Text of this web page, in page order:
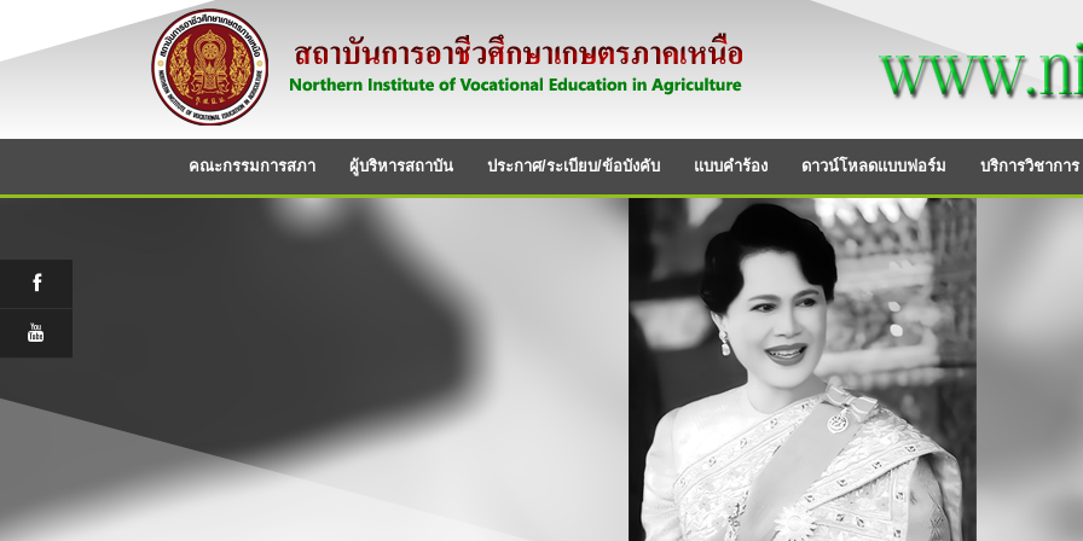
คณะกรรมการสภา ผู้บริหารสถาบัน ประกาศ/ระเบียบ/ข้อบังคับ แบบคำร้อง ดาวน์โหลดแบบฟอร์ม บริการวิชาการ